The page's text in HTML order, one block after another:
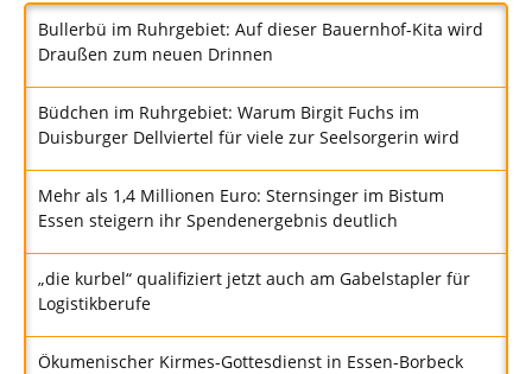
Bullerbü im Ruhrgebiet: Auf dieser Bauernhof-Kita wird
Draußen zum neuen Drinnen
Büdchen im Ruhrgebiet: Warum Birgit Fuchs im
Duisburger Dellviertel für viele zur Seelsorgerin wird
Mehr als 1,4 Millionen Euro: Sternsinger im Bistum
Essen steigern ihr Spendenergebnis deutlich
„die kurbel“ qualifiziert jetzt auch am Gabelstapler für
Logistikberufe
Ökumenischer Kirmes-Gottesdienst in Essen-Borbeck